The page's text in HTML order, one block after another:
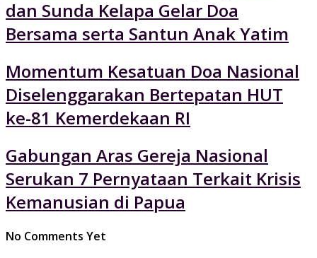
dan Sunda Kelapa Gelar Doa
Bersama serta Santun Anak Yatim
Momentum Kesatuan Doa Nasional
Diselenggarakan Bertepatan HUT
ke-81 Kemerdekaan RI
Gabungan Aras Gereja Nasional
Serukan 7 Pernyataan Terkait Krisis
Kemanusian di Papua
No Comments Yet